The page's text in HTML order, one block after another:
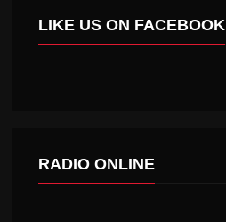
LIKE US ON FACEBOOK
RADIO ONLINE